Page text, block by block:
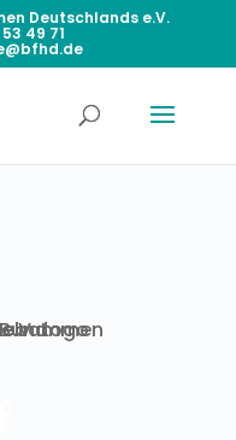
Deutschlands e.V.
49 71